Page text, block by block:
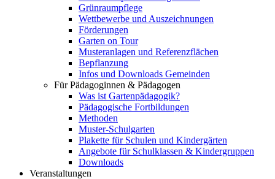
Grünraumpflege
Wettbewerbe und Auszeichnungen
Förderungen
Garten on Tour
Musteranlagen und Referenzflächen
Bepflanzung
Infos und Downloads Gemeinden
Für Pädagoginnen & Pädagogen
Was ist Gartenpädagogik?
Pädagogische Fortbildungen
Methoden
Muster-Schulgarten
Plakette für Schulen und Kindergärten
Angebote für Schulklassen & Kindergruppen
Downloads
Veranstaltungen